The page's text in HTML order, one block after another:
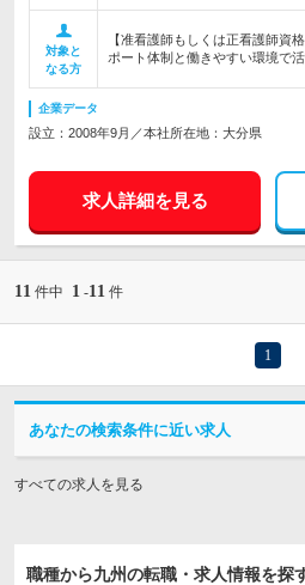
対象と
なる方
【准看護師もしくは正看護師資
ポート体制と働きやすい環境で
企業データ
設立：2008年9月／本社所在地：大分県
求人詳細を見る
11 件中 1 -11 件
1
あなたの検索条件に近い求人
すべての求人を見る
職種から九州の転職・求人情報を探